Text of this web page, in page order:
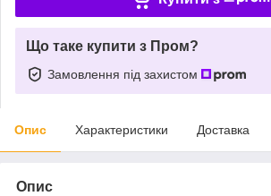
Що таке купити з Пром?
Замовлення під захистом
Опис Характеристики Доставка
Опис